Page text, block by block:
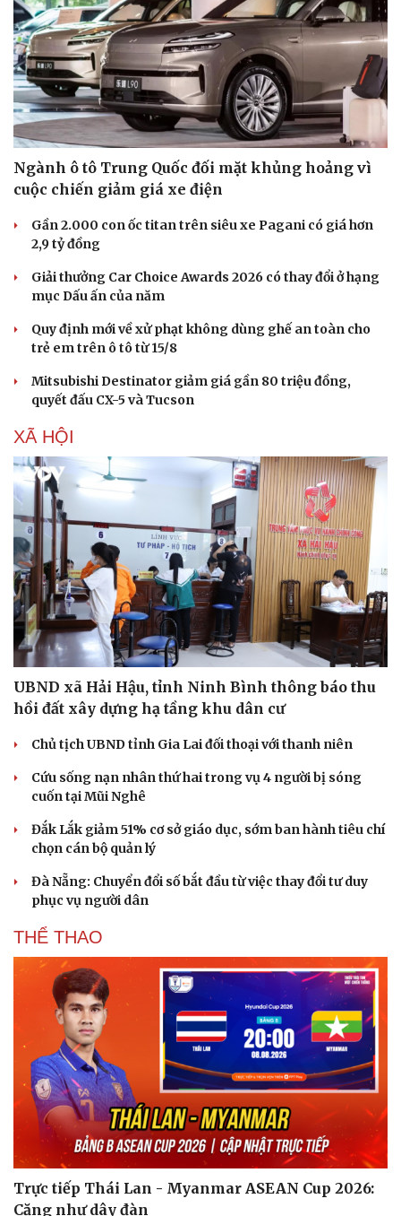
Sân khấu - Điện ảnh
Văn học
Âm nhạc
Giải trí
Nghệ sĩ
Sao Việt
Ngành ô tô Trung Quốc đối mặt khủng hoảng vì
cuộc chiến giảm giá xe điện
Gần 2.000 con ốc titan trên siêu xe Pagani có giá hơn
2,9 tỷ đồng
Giải thưởng Car Choice Awards 2026 có thay đổi ở hạng
mục Dấu ấn của năm
Quy định mới về xử phạt không dùng ghế an toàn cho
trẻ em trên ô tô từ 15/8
Mitsubishi Destinator giảm giá gần 80 triệu đồng,
quyết đấu CX-5 và Tucson
XÃ HỘI
UBND xã Hải Hậu, tỉnh Ninh Bình thông báo thu
hồi đất xây dựng hạ tầng khu dân cư
Chủ tịch UBND tỉnh Gia Lai đối thoại với thanh niên
Cứu sống nạn nhân thứ hai trong vụ 4 người bị sóng
cuốn tại Mũi Nghê
Đắk Lắk giảm 51% cơ sở giáo dục, sớm ban hành tiêu chí
chọn cán bộ quản lý
Đà Nẵng: Chuyển đổi số bắt đầu từ việc thay đổi tư duy
phục vụ người dân
THỂ THAO
Trực tiếp Thái Lan - Myanmar ASEAN Cup 2026:
Căng như dây đàn